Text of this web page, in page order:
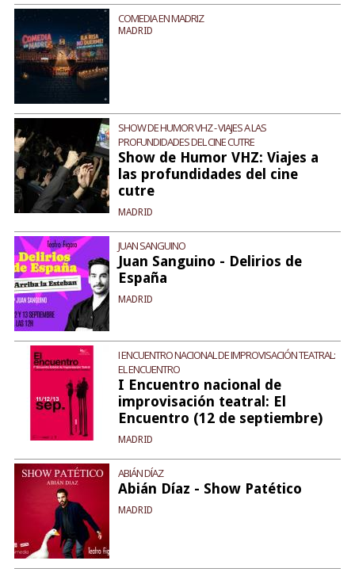
COMEDIA EN MADRIZ
MADRID
SHOW DE HUMOR VHZ - VIAJES A LAS
PROFUNDIDADES DEL CINE CUTRE
Show de Humor VHZ: Viajes a
las profundidades del cine
cutre
MADRID
JUAN SANGUINO
Juan Sanguino - Delirios de
España
MADRID
I ENCUENTRO NACIONAL DE IMPROVISACIÓN TEATRAL:
EL ENCUENTRO
I Encuentro nacional de
improvisación teatral: El
Encuentro (12 de septiembre)
MADRID
ABIÁN DÍAZ
Abián Díaz - Show Patético
MADRID